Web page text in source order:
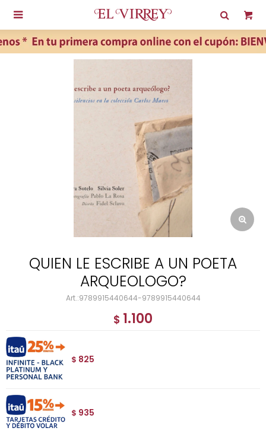

QUIEN LE ESCRIBE A UN POETA
ARQUEOLOGO?
9789915440644-9789915440644
$ 1.100
$ 825
$ 935